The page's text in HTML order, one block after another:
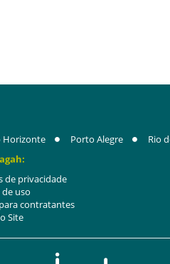
Horizonte Porto Alegre Rio
de privacidade
uso
contratantes
Site